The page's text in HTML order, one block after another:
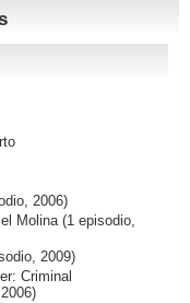
2006)
Molina (1 episodio,
2009)
Criminal